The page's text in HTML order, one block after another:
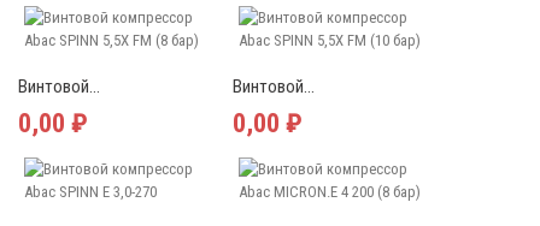
Винтовой...
0,00 ₽
Винтовой...
0,00 ₽